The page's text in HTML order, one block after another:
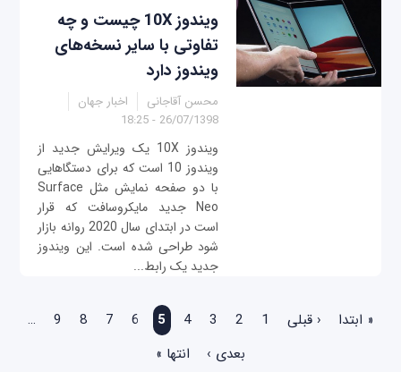
ویندوز 10X چیست و چه
تفاوتی با سایر نسخه‌های
ویندوز دارد
محسن آقاجانی
اخبار جهان
26/07/1398 - 18:25
ویندوز 10X یک ویرایش جدید از
ویندوز 10 است که برای دستگاهایی
با دو صفحه نمایش مثل Surface
Neo جدید مایکروسافت که قرار
است در ابتدای سال 2020 روانه بازار
شود طراحی شده است. این ویندوز
جدید یک رابط...
« ابتدا ‹ قبلی 1
2
3
4
5
6
7
8
9
…
بعدی ›
انتها »